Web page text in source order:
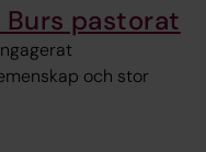
pastorat
och stor